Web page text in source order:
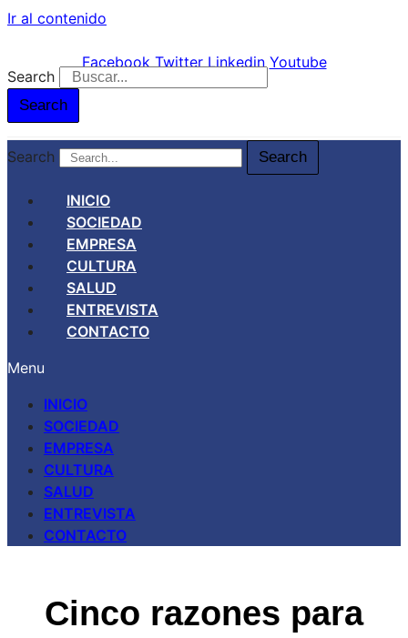
Ir al contenido
Facebook Twitter Linkedin Youtube
Search
Search
Search Search
INICIO
SOCIEDAD
EMPRESA
CULTURA
SALUD
ENTREVISTA
CONTACTO
Menu
INICIO
SOCIEDAD
EMPRESA
CULTURA
SALUD
ENTREVISTA
CONTACTO
Cinco razones para